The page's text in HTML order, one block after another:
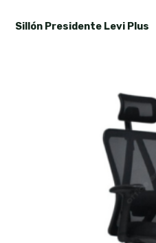
Sillón Presidente Levi Plus